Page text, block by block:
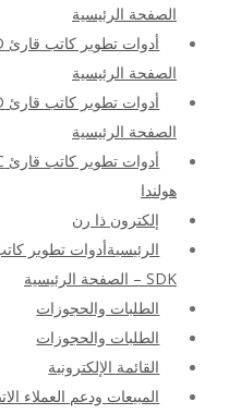
الصفحة الرئيسية
الصفحة الرئيسية
الصفحة الرئيسية
إلكترون ذا رن
الطلبات والحجوزات
الطلبات والحجوزات
القائمة الإلكترونية
المبيعات ودعم العملاء الاتصال